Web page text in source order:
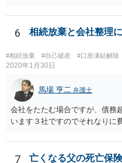
6 相続放棄と会社整理
#相続放棄 #自己破産 #口座凍結解除
2020年1月30日
馬場 亨二 弁護士
会社をたたむ場合ですが、債務
います３社ですのでそれなりに
7 亡くなる父の死亡保